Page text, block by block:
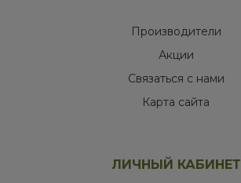
Производители
Акции
Связаться с нами
Карта сайта
ЛИЧНЫЙ КАБИНЕТ